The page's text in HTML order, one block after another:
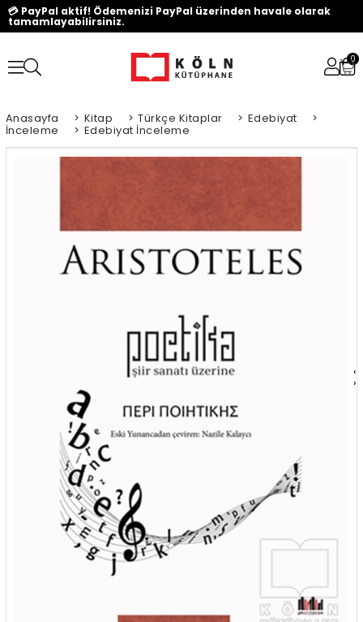
💳 PayPal aktif! Ödemenizi PayPal üzerinden havale olarak
tamamlayabilirsiniz.
0
Anasayfa > Kitap > Türkçe Kitaplar > Edebiyat >
İnceleme > Edebiyat İnceleme
‹
›